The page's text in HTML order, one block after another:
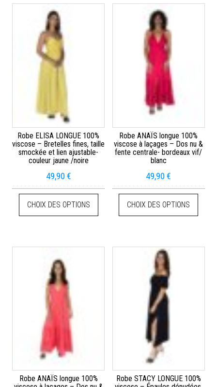
Robe ELISA LONGUE 100%
viscose – Bretelles fines, taille
smockée et lien ajustable-
couleur jaune /noire
49,90 €
CHOIX DES OPTIONS
Robe ANAÏS longue 100%
viscose à laçages – Dos nu &
fente centrale- bordeaux vif/
blanc
49,90€
CHOIX DES OPTIONS
Robe ANAÏS longue 100%
Robe STACY LONGUE 100%